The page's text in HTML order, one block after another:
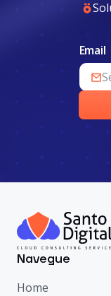
Email
Navegue
Home